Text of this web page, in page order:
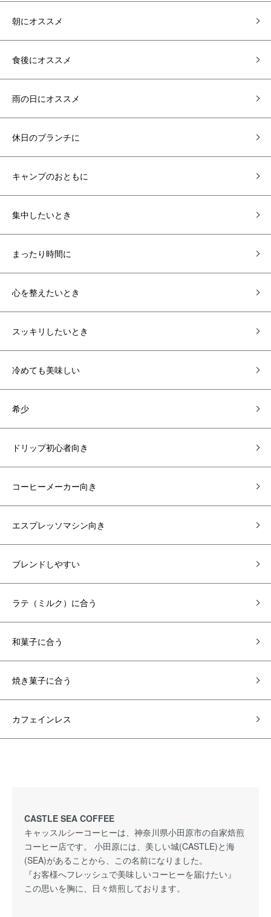
朝にオススメ
食後にオススメ
雨の日にオススメ
休日のブランチに
キャンプのおともに
集中したいとき
まったり時間に
心を整えたいとき
スッキリしたいとき
冷めても美味しい
希少
ドリップ初心者向き
コーヒーメーカー向き
エスプレッソマシン向き
ブレンドしやすい
ラテ（ミルク）に合う
和菓子に合う
焼き菓子に合う
カフェインレス
CASTLE SEA COFFEE
キャッスルシーコーヒーは、神奈川県小田原市の自家焙煎
コーヒー店です。 小田原には、美しい城(CASTLE)と海
(SEA)があることから、この名前になりました。
『お客様へフレッシュで美味しいコーヒーを届けたい』
この思いを胸に、日々焙煎しております。